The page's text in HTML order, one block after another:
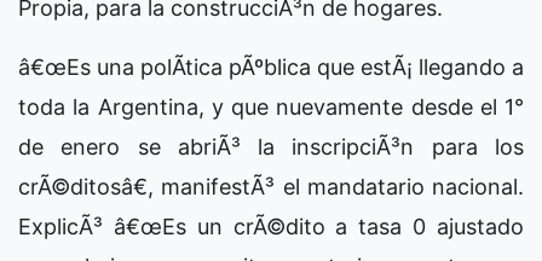
Propia, para la construcciÃ³n de hogares.
â€œEs una polÃ­tica pÃºblica que estÃ¡ llegando a
toda la Argentina, y que nuevamente desde el 1°
de enero se abriÃ³ la inscripciÃ³n para los
crÃ©ditosâ€, manifestÃ³ el mandatario nacional.
ExplicÃ³ â€œEs un crÃ©dito a tasa 0 ajustado